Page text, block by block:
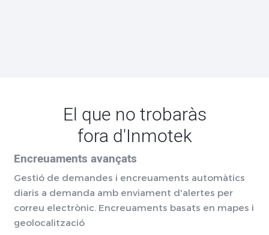
El que no trobaràs
fora d'Inmotek
Encreuaments avançats
Gestió de demandes i encreuaments automàtics
diaris a demanda amb enviament d'alertes per
correu electrònic. Encreuaments basats en mapes i
geolocalització